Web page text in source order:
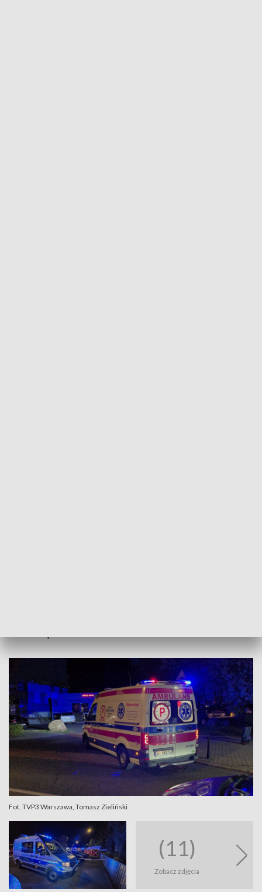
Fot. TVP3 Warszawa, Tomasz Zieliński
(11)
Zobacz zdjęcia